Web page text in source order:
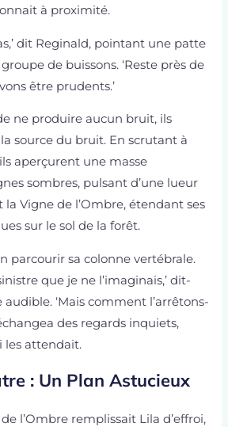
à proximité.
dit Reginald, pointant une patte
de buissons. ‘Reste près de
être prudents.’
ne produire aucun bruit, ils
source du bruit. En scrutant à
aperçurent une masse
sombres, pulsant d’une lueur
la Vigne de l’Ombre, étendant ses
sur le sol de la forêt.
parcourir sa colonne vertébrale.
que je ne l’imaginais,’ dit-
audible. ‘Mais comment l’arrêtons-
des regards inquiets,
les attendait.
: Un Plan Astucieux
l’Ombre remplissait Lila d’effroi,